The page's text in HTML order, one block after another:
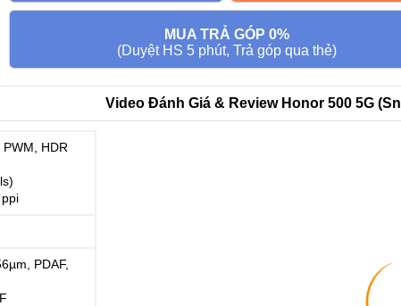
MUA TRẢ GÓP 0%
(Duyệt HS 5 phút, Trả góp qua thẻ)
HDR
PDAF,
Video Đánh Giá & Review Honor 500 5G